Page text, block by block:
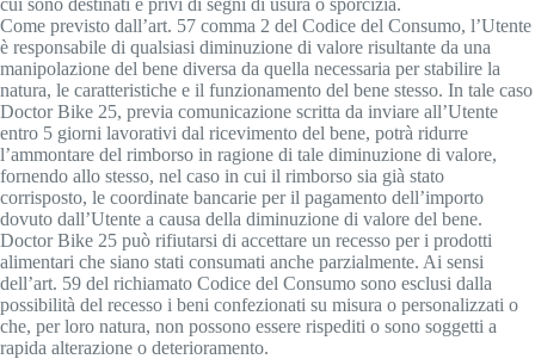
cui sono destinati e privi di segni di usura o sporcizia.
Come previsto dall’art. 57 comma 2 del Codice del Consumo, l’Utente
è responsabile di qualsiasi diminuzione di valore risultante da una
manipolazione del bene diversa da quella necessaria per stabilire la
natura, le caratteristiche e il funzionamento del bene stesso. In tale caso
Doctor Bike 25, previa comunicazione scritta da inviare all’Utente
entro 5 giorni lavorativi dal ricevimento del bene, potrà ridurre
l’ammontare del rimborso in ragione di tale diminuzione di valore,
fornendo allo stesso, nel caso in cui il rimborso sia già stato
corrisposto, le coordinate bancarie per il pagamento dell’importo
dovuto dall’Utente a causa della diminuzione di valore del bene.
Doctor Bike 25 può rifiutarsi di accettare un recesso per i prodotti
alimentari che siano stati consumati anche parzialmente. Ai sensi
dell’art. 59 del richiamato Codice del Consumo sono esclusi dalla
possibilità del recesso i beni confezionati su misura o personalizzati o
che, per loro natura, non possono essere rispediti o sono soggetti a
rapida alterazione o deterioramento.